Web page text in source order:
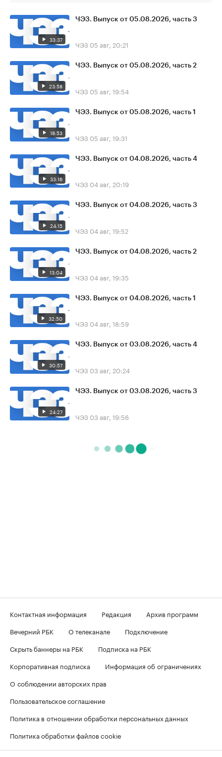
33:37
ЧЭЗ. Выпуск от 05.08.2026, часть 3
ЧЭЗ 05 авг, 20:21
23:58
ЧЭЗ. Выпуск от 05.08.2026, часть 2
ЧЭЗ 05 авг, 19:54
18:53
ЧЭЗ. Выпуск от 05.08.2026, часть 1
ЧЭЗ 05 авг, 19:31
33:16
ЧЭЗ. Выпуск от 04.08.2026, часть 4
ЧЭЗ 04 авг, 20:19
24:15
ЧЭЗ. Выпуск от 04.08.2026, часть 3
ЧЭЗ 04 авг, 19:52
13:04
ЧЭЗ. Выпуск от 04.08.2026, часть 2
ЧЭЗ 04 авг, 19:35
32:50
ЧЭЗ. Выпуск от 04.08.2026, часть 1
ЧЭЗ 04 авг, 18:59
30:57
ЧЭЗ. Выпуск от 03.08.2026, часть 4
ЧЭЗ 03 авг, 20:24
24:27
ЧЭЗ. Выпуск от 03.08.2026, часть 3
ЧЭЗ 03 авг, 19:56
Контактная информация Редакция
Архив программ
Вечерний РБК
О телеканале
Подключение
Скрыть баннеры на РБК
Подписка на РБК
Корпоративная подписка
Информация об ограничениях
О соблюдении авторских прав
Пользовательское соглашение
Политика в отношении обработки персональных данных
Политика обработки файлов cookie